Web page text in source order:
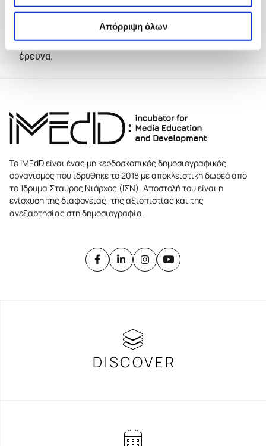
Απόρριψη όλων
Εάν δεν ολοκληρώσετε το ερωτηματολόγιο, οι
απαντήσεις σας δεν θα προσμετρηθούν στην
έρευνα.
Το iMEdD είναι ένας μη κερδοσκοπικός δημοσιογραφικός
οργανισμός που ιδρύθηκε το 2018 με αποκλειστική δωρεά από
το Ίδρυμα Σταύρος Νιάρχος (ΙΣΝ). Αποστολή του είναι η
ενίσχυση της διαφάνειας, της αξιοπιστίας και της
ανεξαρτησίας στη δημοσιογραφία.